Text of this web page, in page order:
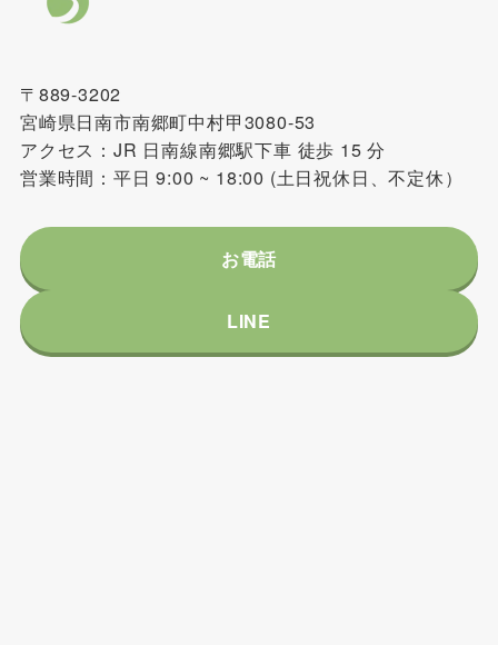
〒889-3202
宮崎県日南市南郷町中村甲3080-53
アクセス：JR 日南線南郷駅下車 徒歩 15 分
営業時間：平日 9:00 ~ 18:00 (土日祝休日、不定休）
お電話
LINE